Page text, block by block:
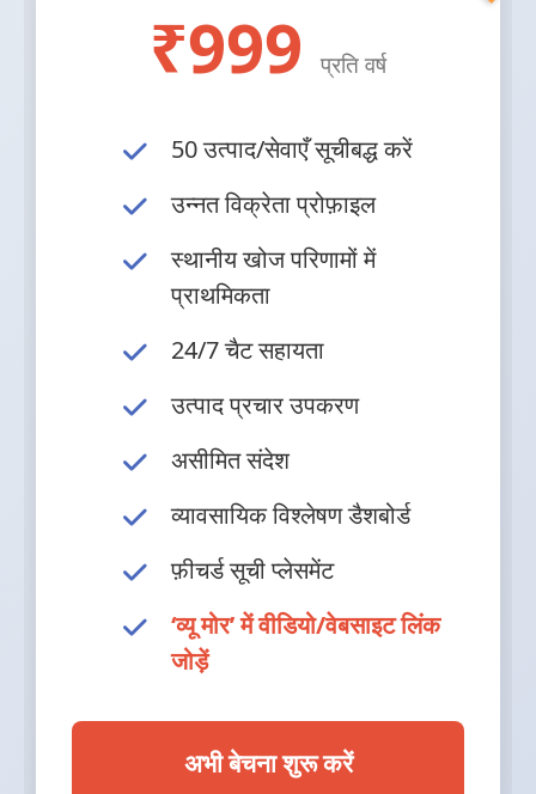
₹999 प्रति वर्ष
50 उत्पाद/सेवाएँ सूचीबद्ध करें
उन्नत विक्रेता प्रोफ़ाइल
स्थानीय खोज परिणामों में
प्राथमिकता
24/7 चैट सहायता
उत्पाद प्रचार उपकरण
असीमित संदेश
व्यावसायिक विश्लेषण डैशबोर्ड
फ़ीचर्ड सूची प्लेसमेंट
‘व्यू मोर’ में वीडियो/वेबसाइट लिंक
जोड़ें
अभी बेचना शुरू करें